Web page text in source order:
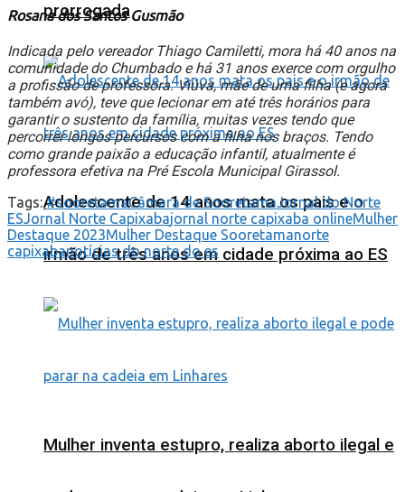
prorrogada
Adolescente de 14 anos mata os pais e o
irmão de três anos em cidade próxima ao ES
Mulher inventa estupro, realiza aborto ilegal e
Rosana dos Santos Gusmão
Indicada pelo vereador Thiago Camiletti, mora há 40 anos na
comunidade do Chumbado e há 31 anos exerce com orgulho
a profissão de professora. Viúva, mãe de uma filha (e agora
também avó), teve que lecionar em até três horários para
garantir o sustento da família, muitas vezes tendo que
percorrer longos percursos com a filha nos braços. Tendo
como grande paixão a educação infantil, atualmente é
professora efetiva na Pré Escola Municipal Girassol.
Tags: #sooretamaCâmara de SooretamaJornal do Norte
ESJornal Norte Capixabajornal norte capixaba onlineMulher
Destaque 2023Mulher Destaque Sooretamanorte
capixabanotícias do norte do es